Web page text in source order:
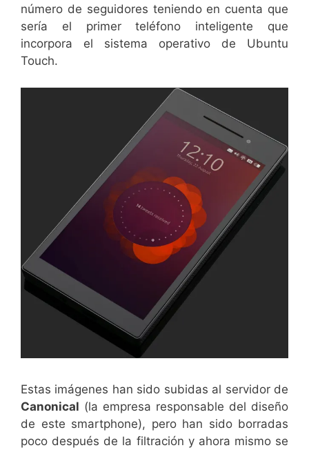
número de seguidores teniendo en cuenta que
sería el primer teléfono inteligente que
incorpora el sistema operativo de Ubuntu
Touch.
Estas imágenes han sido subidas al servidor de
Canonical (la empresa responsable del diseño
de este smartphone), pero han sido borradas
poco después de la filtración y ahora mismo se